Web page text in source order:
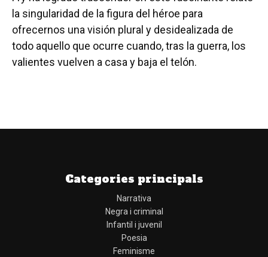
la singularidad de la figura del héroe para
ofrecernos una visión plural y desidealizada de
todo aquello que ocurre cuando, tras la guerra, los
valientes vuelven a casa y baja el telón.
Categories principals
Narrativa
Negra i criminal
Infantil i juvenil
Poesia
Feminisme